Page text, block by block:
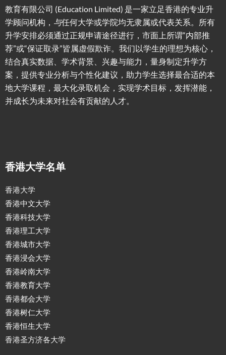
教育有限公司 (Education Limited) 是一家立足香港的专业升
学顾问机构， 与任何大学或学院均无隶属或代表关系。所有
升学安排必须通过正规申请途径进行，市面上所谓“内部推
荐”或“保证取录”皆属虚假欺诈。我们以学生的理想为核心，
结合真实数据、学术背景、兴趣与能力，量身制定升学方
案，提供专业分析与个性化建议，助力学生选择最合适的本
地大学课程，最大化录取机会，实现学术目标，发挥潜能，
并成长为未来对社会有贡献的人才。
香港大学名单
香港大学
香港中文大学
香港科技大学
香港理工大学
香港城市大学
香港浸会大学
香港岭南大学
香港教育大学
香港都会大学
香港树仁大学
香港恒生大学
香港圣方济各大学